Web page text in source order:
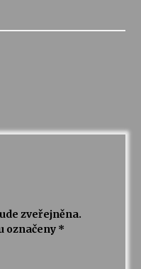
Novenka v Klášteře
zveřejněna.
označeny *